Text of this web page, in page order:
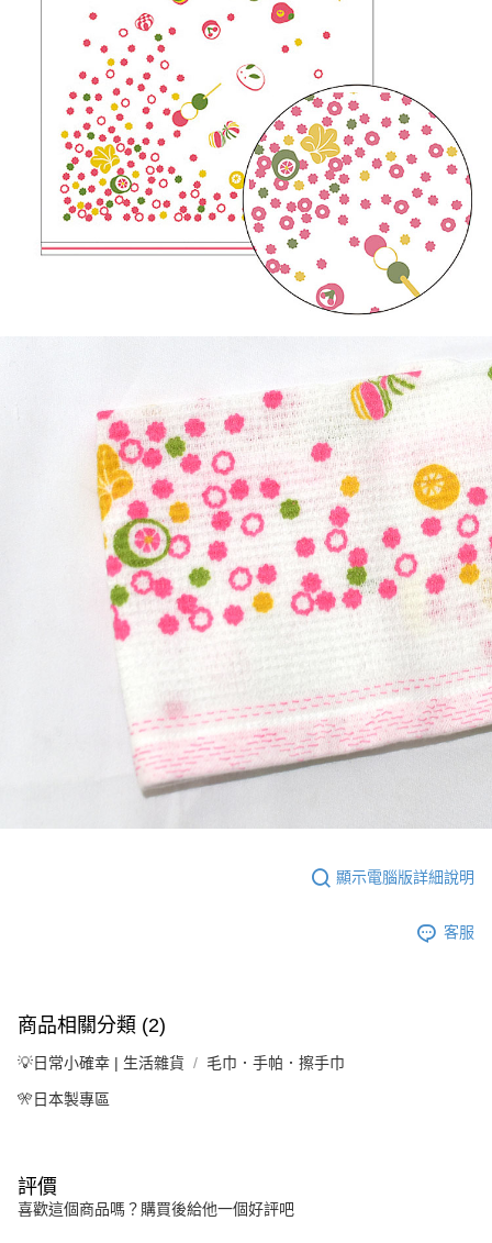
顯示電腦版詳細說明
客服
商品相關分類 (2)
💡日常小確幸 | 生活雜貨 毛巾．手帕．擦手巾
🎌日本製專區
評價
喜歡這個商品嗎？購買後給他一個好評吧